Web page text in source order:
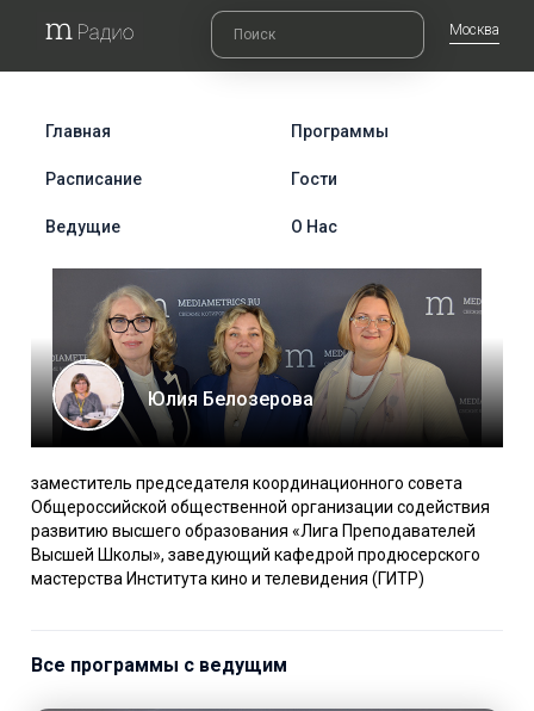
Москва
Главная Программы
Расписание Гости
Ведущие О Нас
Юлия Белозерова
заместитель председателя координационного совета
Общероссийской общественной организации содействия
развитию высшего образования «Лига Преподавателей
Высшей Школы», заведующий кафедрой продюсерского
мастерства Института кино и телевидения (ГИТР)
Все программы с ведущим